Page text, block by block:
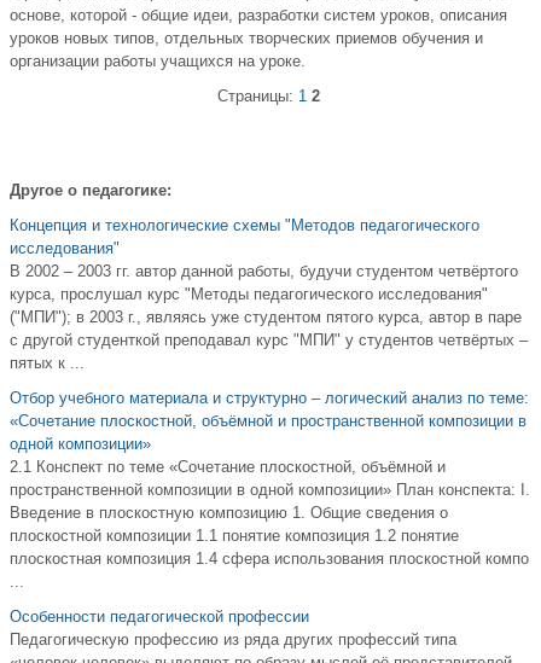
основе, которой - общие идеи, разработки систем уроков, описания
уроков новых типов, отдельных творческих приемов обучения и
организации работы учащихся на уроке.
Страницы: 1 2
Другое о педагогике:
Концепция и технологические схемы "Методов педагогического
исследования"
В 2002 – 2003 гг. автор данной работы, будучи студентом четвёртого
курса, прослушал курс "Методы педагогического исследования"
("МПИ"); в 2003 г., являясь уже студентом пятого курса, автор в паре
с другой студенткой преподавал курс "МПИ" у студентов четвёртых –
пятых к ...
Отбор учебного материала и структурно – логический анализ по теме:
«Сочетание плоскостной, объёмной и пространственной композиции в
одной композиции»
2.1 Конспект по теме «Сочетание плоскостной, объёмной и
пространственной композиции в одной композиции» План конспекта: I.
Введение в плоскостную композицию 1. Общие сведения о
плоскостной композиции 1.1 понятие композиция 1.2 понятие
плоскостная композиция 1.4 сфера использования плоскостной компо
...
Особенности педагогической профессии
Педагогическую профессию из ряда других профессий типа